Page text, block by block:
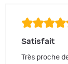
Satisfait
Très proche